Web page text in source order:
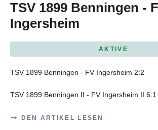
TSV 1899 Benningen -
Ingersheim
AKTIVE
TSV 1899 Benningen - FV Ingersheim 2:2
TSV 1899 Benningen II - FV Ingersheim II 6:1
DEN ARTIKEL LESEN